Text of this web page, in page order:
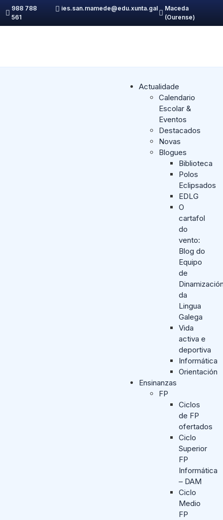
988 788
561
ies.san.mamede@edu.xunta.gal
Maceda
(Ourense)
Actualidade
Calendario
Escolar &
Eventos
Destacados
Novas
Blogues
Biblioteca
Polos
Eclipsados
EDLG
O
cartafol
do
vento:
Blog do
Equipo
de
da
Lingua
Galega
Vida
activa e
deportiva
Informática
Orientación
Ensinanzas
FP
Ciclos
de FP
ofertados
Ciclo
Superior
FP
Informática
– DAM
Ciclo
Medio
FP